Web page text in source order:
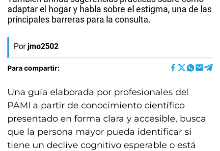
adaptar el hogar y habla sobre el estigma, una de las
principales barreras para la consulta.
Por jmo2502
Para compartir:
Una guía elaborada por profesionales del
PAMI a partir de conocimiento científico
presentado en forma clara y accesible, busca
que la persona mayor pueda identificar si
tiene un declive cognitivo esperable o está